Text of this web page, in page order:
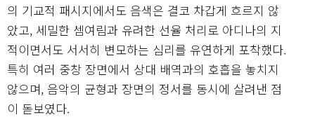
의 기교적 패시지에서도 음색은 결코 차갑게 흐르지 않
았고, 세밀한 셈여림과 유려한 선율 처리로 아디나의 지
적이면서도 서서히 변모하는 심리를 유연하게 포착했다.
특히 여러 중창 장면에서 상대 배역과의 호흡을 놓치지
않으며, 음악의 균형과 장면의 정서를 동시에 살려낸 점
이 돋보였다.